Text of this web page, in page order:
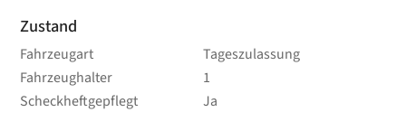
Zustand
Fahrzeugart
Tageszulassung
Fahrzeughalter
1
Scheckheftgepflegt
Ja